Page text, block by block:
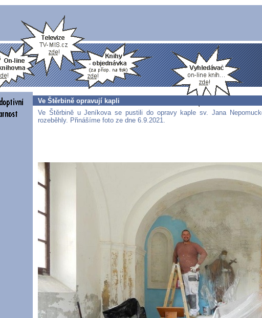
Ve Štěrbině opravují kapli
Ve Štěrbině u Jeníkova se pustili do opravy kaple sv. Jana
rozeběhly. Přinášíme foto ze dne 6.9.2021.